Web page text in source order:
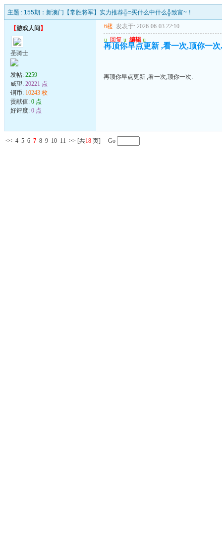
主题 : 155期：新澳门【常胜将军】实力推荐╬=买什么中什么╬致富~！
【游戏人间 】
圣骑士
发帖: 2259
威望: 20221 点
铜币: 10243 枚
贡献值: 0 点
好评度: 0 点
6楼 发表于: 2026-06-03 22:10
u 回复 u 编辑 u
再顶你早点更新 ,看一次,顶你一次.
再顶你早点更新 ,看一次,顶你一次.
<< 4 5 6 7 8 9 10 11 >> [共18 页] Go